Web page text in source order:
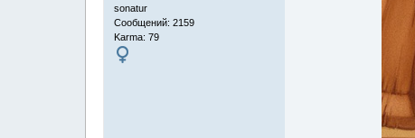
sonatur
Сообщений: 2159
Karma: 79